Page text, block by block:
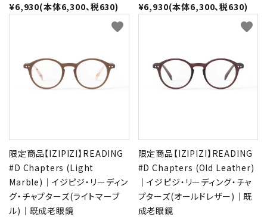
¥6,930(本体6,300、税630)
¥6,930(本体6,300、税630)
限定商品【IZIPIZI】READING
#D Chapters (Light
Marble)｜イジピジ・リーディン
グ・チャプターズ(ライトマーブ
ル)｜既成老眼鏡
favorite
限定商品【IZIPIZI】READING
#D Chapters (Old Leather)
｜イジピジ・リーディング・チャ
プターズ(オールドレザー)｜既
成老眼鏡
favorite